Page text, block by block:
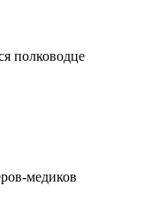
полководце
медиков